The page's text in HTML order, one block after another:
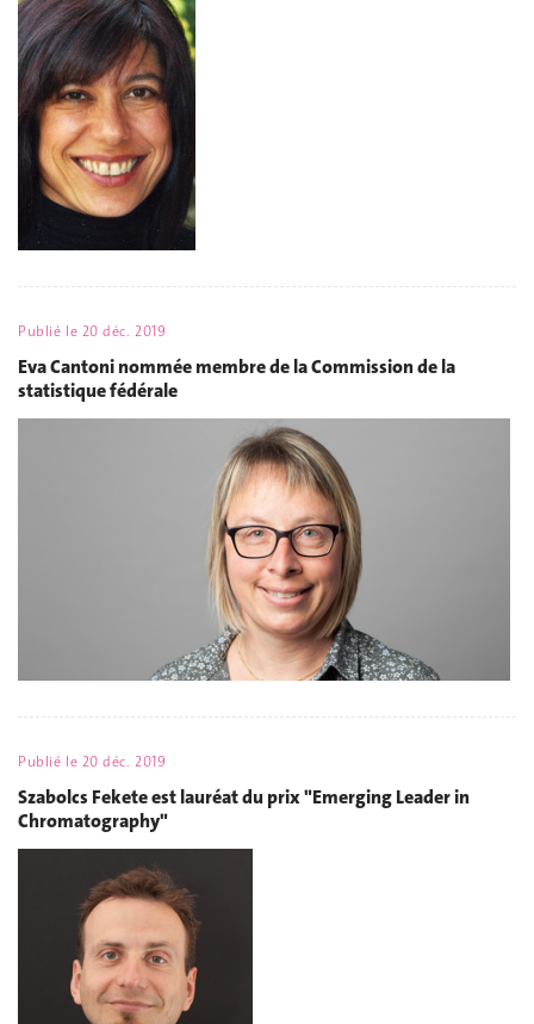
Publié le 20 déc. 2019
Eva Cantoni nommée membre de la Commission de la
statistique fédérale
Publié le 20 déc. 2019
Szabolcs Fekete est lauréat du prix "Emerging Leader in
Chromatography"